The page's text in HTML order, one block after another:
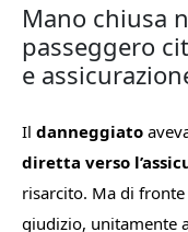
Mano chiusa
passeggero
e
Il danneggiato
diretta verso
risarcito. Ma di fronte
giudizio, unitamente